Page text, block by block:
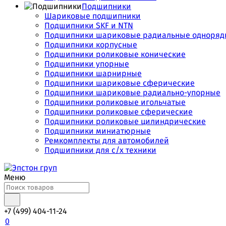
Подшипники
Шариковые подшипники
Подшипники SKF и NTN
Подшипники шариковые радиальные
Подшипники корпусные
Подшипники роликовые конические
Подшипники упорные
Подшипники шарнирные
Подшипники шариковые сферические
Подшипники шариковые радиально-упорные
Подшипники роликовые игольчатые
Подшипники роликовые сферические
Подшипники роликовые цилиндрические
Подшипники миниатюрные
Ремкомплекты для автомобилей
Подшипники для с/х техники
Меню
+7 (499) 404-11-24
0